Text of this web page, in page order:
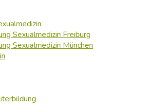
Sexualmedizin Freiburg
Sexualmedizin München